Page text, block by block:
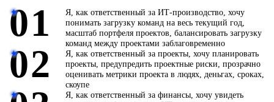
01
Я, как ответственный за ИТ-производство, хочу
понимать загрузку команд на весь текущий год,
масштаб портфеля проектов, балансировать загрузку
команд между проектами заблаговременно
02
Я, как ответственный за проекты, хочу планировать
проекты, предупредить проектные риски, прозрачно
оценивать метрики проекта в людях, деньгах, сроках,
скоупе
Я, как ответственный за финансы, хочу увидеть